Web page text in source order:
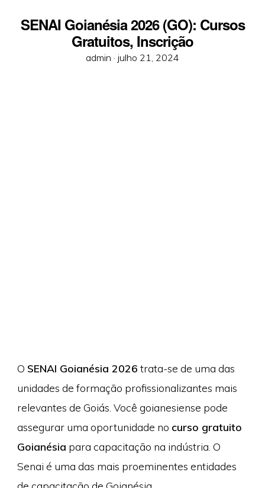
SENAI Goianésia 2026 (GO): Cursos
Gratuitos, Inscrição
admin · Posted
julho 21, 2024
O SENAI Goianésia 2026 trata-se de uma das
unidades de formação profissionalizantes mais
relevantes de Goiás. Você goianesiense pode
assegurar uma oportunidade no curso gratuito
Goianésia para capacitação na indústria. O
Senai é uma das mais proeminentes entidades